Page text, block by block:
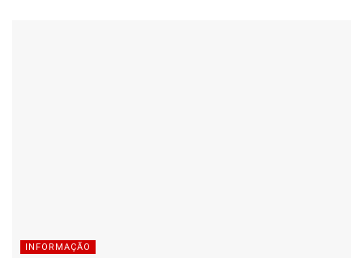
INFORMAÇÃO